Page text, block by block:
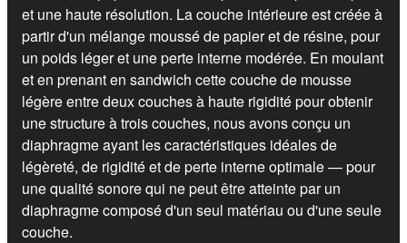
et une haute résolution. La couche intérieure est créée à
partir d'un mélange moussé de papier et de résine, pour
un poids léger et une perte interne modérée. En moulant
et en prenant en sandwich cette couche de mousse
légère entre deux couches à haute rigidité pour obtenir
une structure à trois couches, nous avons conçu un
diaphragme ayant les caractéristiques idéales de
légèreté, de rigidité et de perte interne optimale — pour
une qualité sonore qui ne peut être atteinte par un
diaphragme composé d'un seul matériau ou d'une seule
couche.